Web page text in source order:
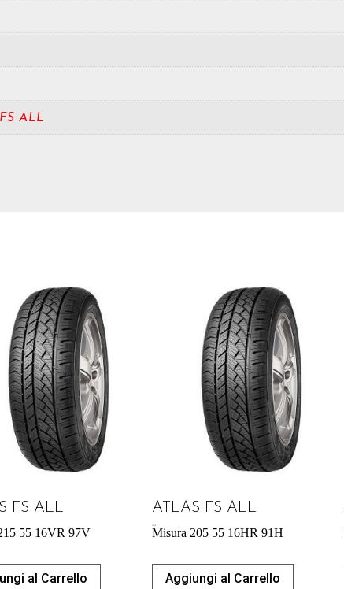
ALL
FS ALL
55 16VR 97V
al Carrello
ATLAS FS ALL
Misura 205 55 16HR 91H
Aggiungi al Carrello